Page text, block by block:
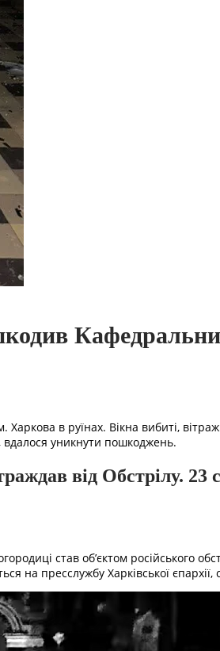
в руїнах. Вікна вибиті,
вдалося уникнути пошкоджень.
від Обстрілу. 23
став об’єктом російського
на пресслужбу Харківської